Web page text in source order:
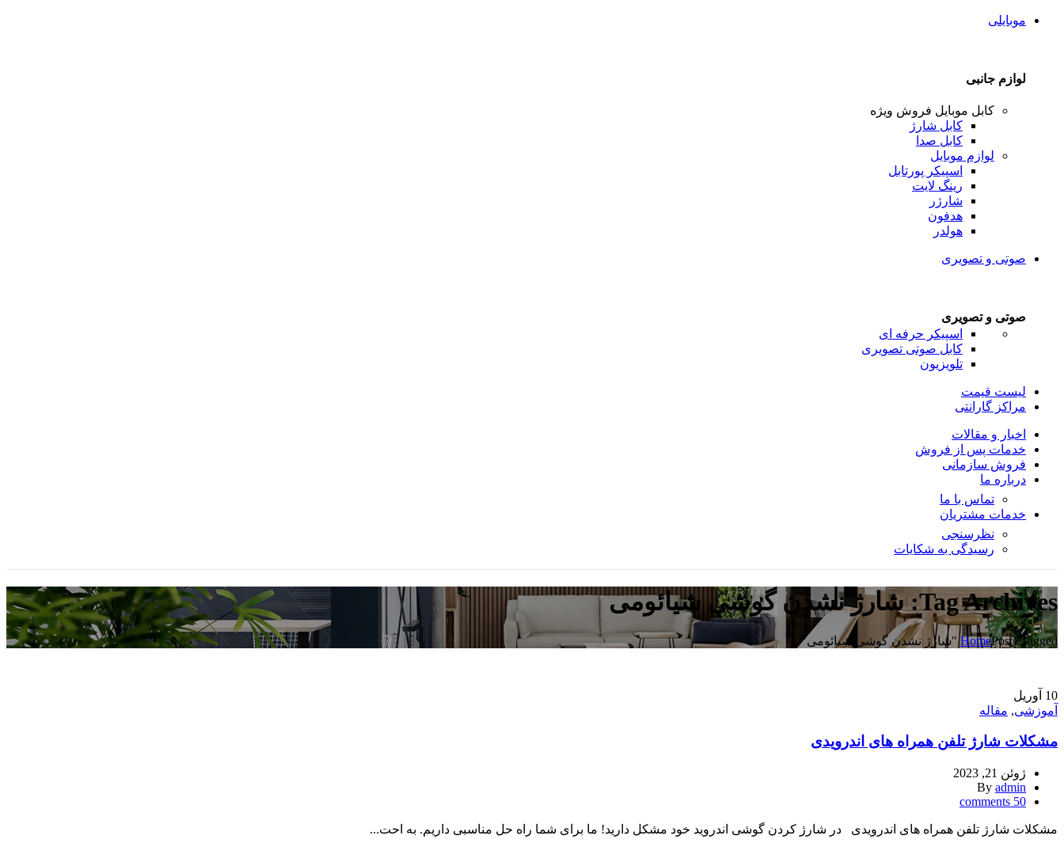
موبایلی
لوازم جانبی
کابل موبایل فروش ویژه
کابل شارژ
کابل صدا
لوازم موبایل
اسپیکر پورتابل
رینگ لایت
شارژر
هدفون
هولدر
صوتی و تصویری
صوتی و تصویری
اسپیکر حرفه ای
کابل صوتی تصویری
تلویزیون
لیست قیمت
مراکز گارانتی
اخبار و مقالات
خدمات پس از فروش
فروش سازمانی
درباره ما
تماس با ما
خدمات مشتریان
نظرسنجی
رسیدگی به شکایات
Tag Archives: شارژ نشدن گوشی شیائومی
HomePosts Tagged "شارژ نشدن گوشی شیائومی"
10 آوریل
آموزشی, مقاله
مشکلات شارژ تلفن همراه های اندرویدی
ژوئن 21, 2023
By admin
50
comments
مشکلات شارژ تلفن همراه های اندرویدی در شارژ کردن گوشی اندروید خود مشکل دارید! ما برای شما راه حل مناسبی داریم. به احت...